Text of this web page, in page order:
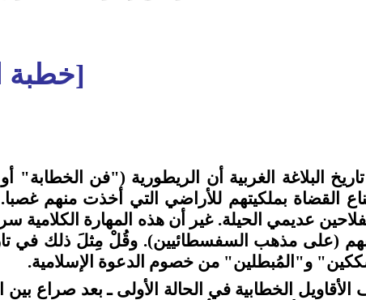
[خطبة
البلاغة الغربية أن الريطورية ("فن
القضاة بملكيتهم للأراضي التي أخذت منهم
عديمي الحيلة. غير أن هذه المهارة
بهم (على مذهب السفسطائيين). وقُلْ مِثلَ ذلك في
و"المُبطلين" من خصوم الدعوة الإسلامية.
الأقاويل الخطابية في الحالة الأولى ـ بعد صراع